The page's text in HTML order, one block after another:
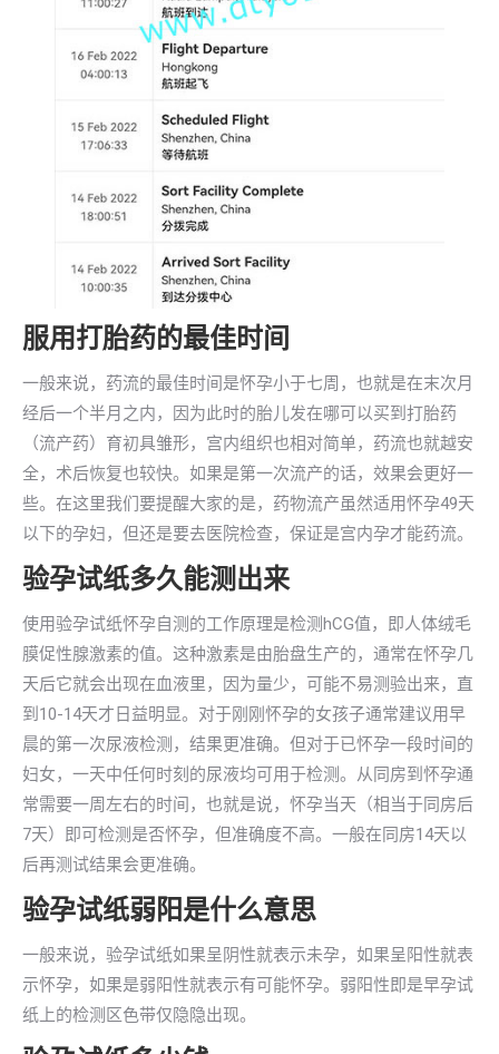
服用打胎药的最佳时间
一般来说，药流的最佳时间是怀孕小于七周，也就是在末次月
经后一个半月之内，因为此时的胎儿发在哪可以买到打胎药
（流产药）育初具雏形，宫内组织也相对简单，药流也就越安
全，术后恢复也较快。如果是第一次流产的话，效果会更好一
些。在这里我们要提醒大家的是，药物流产虽然适用怀孕49天
以下的孕妇，但还是要去医院检查，保证是宫内孕才能药流。
验孕试纸多久能测出来
使用验孕试纸怀孕自测的工作原理是检测hCG值，即人体绒毛
膜促性腺激素的值。这种激素是由胎盘生产的，通常在怀孕几
天后它就会出现在血液里，因为量少，可能不易测验出来，直
到10-14天才日益明显。对于刚刚怀孕的女孩子通常建议用早
晨的第一次尿液检测，结果更准确。但对于已怀孕一段时间的
妇女，一天中任何时刻的尿液均可用于检测。从同房到怀孕通
常需要一周左右的时间，也就是说，怀孕当天（相当于同房后
7天）即可检测是否怀孕，但准确度不高。一般在同房14天以
后再测试结果会更准确。
验孕试纸弱阳是什么意思
一般来说，验孕试纸如果呈阴性就表示未孕，如果呈阳性就表
示怀孕，如果是弱阳性就表示有可能怀孕。弱阳性即是早孕试
纸上的检测区色带仅隐隐出现。